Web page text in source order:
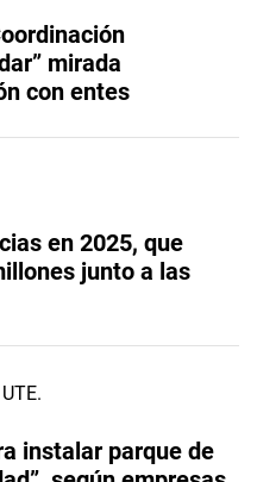
mirada
con entes
en 2025, que
junto a las
instalar parque de